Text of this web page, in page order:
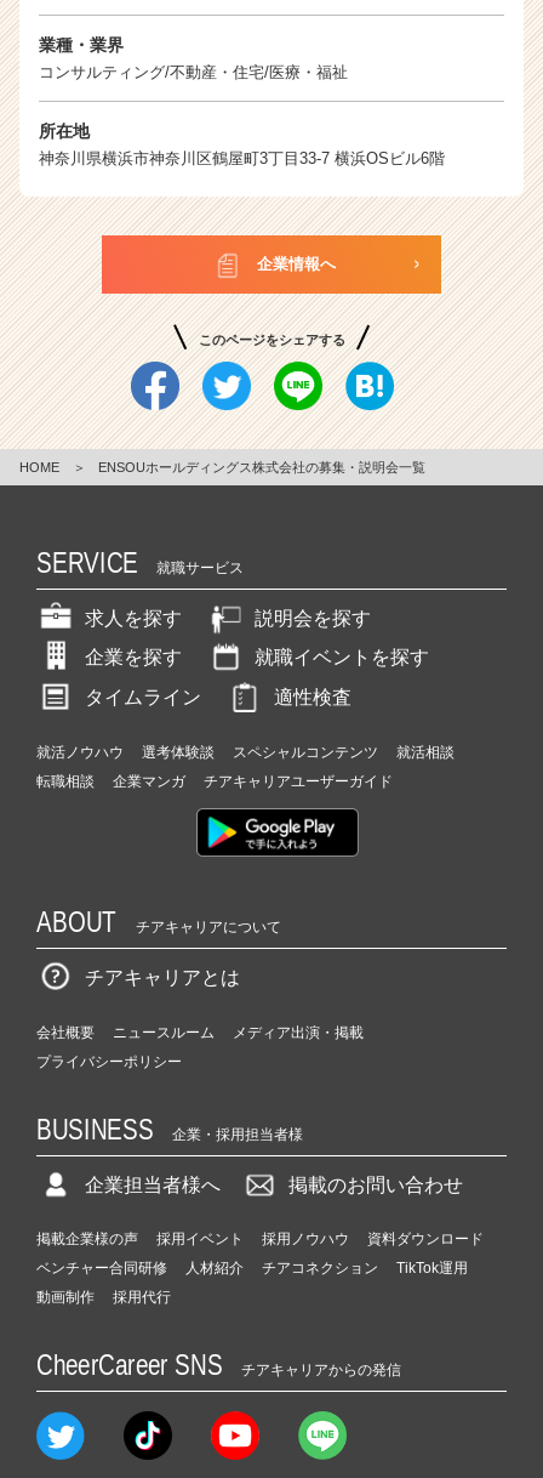
届
就
ト
チ
リ
（C
h
e
r
C
業種・業界
コンサルティング/不動産・住宅/医療・福祉
所在地
神奈川県横浜市神奈川区鶴屋町3丁目33-7 横浜OSビル6階
企業情報へ
このページをシェアする
HOME ＞ ENSOUホールディングス株式会社の募集・説明会一覧
SERVICE 就職サービス
求人を探す
説明会を探す
企業を探す
就職イベントを探す
タイムライン
適性検査
就活ノウハウ 選考体験談 スペシャルコンテンツ
就活相談
転職相談
企業マンガ チアキャリアユーザーガイド
ABOUT チアキャリアについて
チアキャリアとは
会社概要 ニュースルーム
メディア出演・掲載
プライバシーポリシー
BUSINESS 企業・採用担当者様
企業担当者様へ 掲載のお問い合わせ
掲載企業様の声 採用イベント 採用ノウハウ
資料ダウンロード
ベンチャー合同研修
人材紹介 チアコネクション
TikTok運用
動画制作
採用代行
CheerCareer SNS チアキャリアからの発信